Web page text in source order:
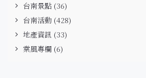
台南景點 (36)
台南活動 (428)
地產資訊 (33)
棠風專欄 (6)